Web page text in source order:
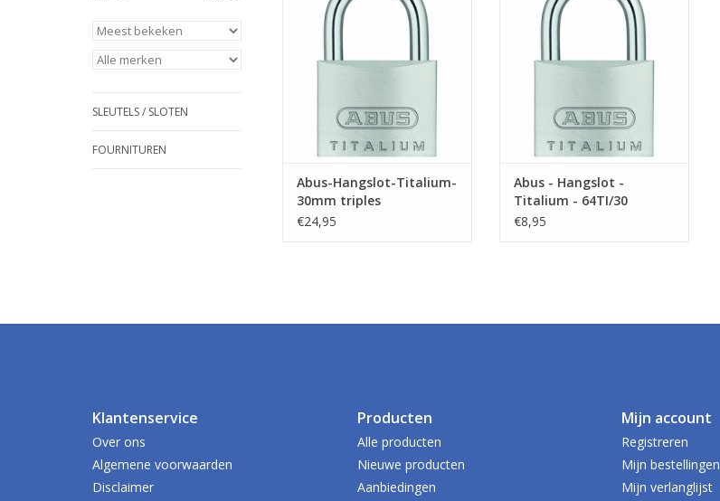
SLEUTELS / SLOTEN
FOURNITUREN
een set van 3 gelijksluitende
TOEVOEGEN AAN WINKELWAGEN
Abus-Hangslot-Titalium-
30mm triples
€24,95
TOEVOEGEN AAN WINKELWAGEN
Abus - Hangslot -
Titalium - 64TI/30
€8,95
Klantenservice
Over ons
Algemene voorwaarden
Disclaimer
Producten
Alle producten
Nieuwe producten
Aanbiedingen
Mijn account
Registreren
Mijn bestellingen
Mijn verlanglijst